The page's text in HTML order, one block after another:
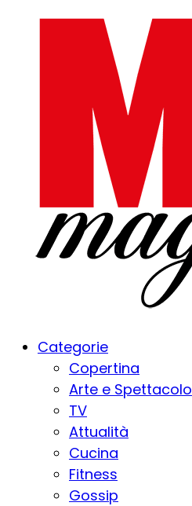
Categorie
Copertina
Arte e Spettacolo
TV
Attualità
Cucina
Fitness
Gossip